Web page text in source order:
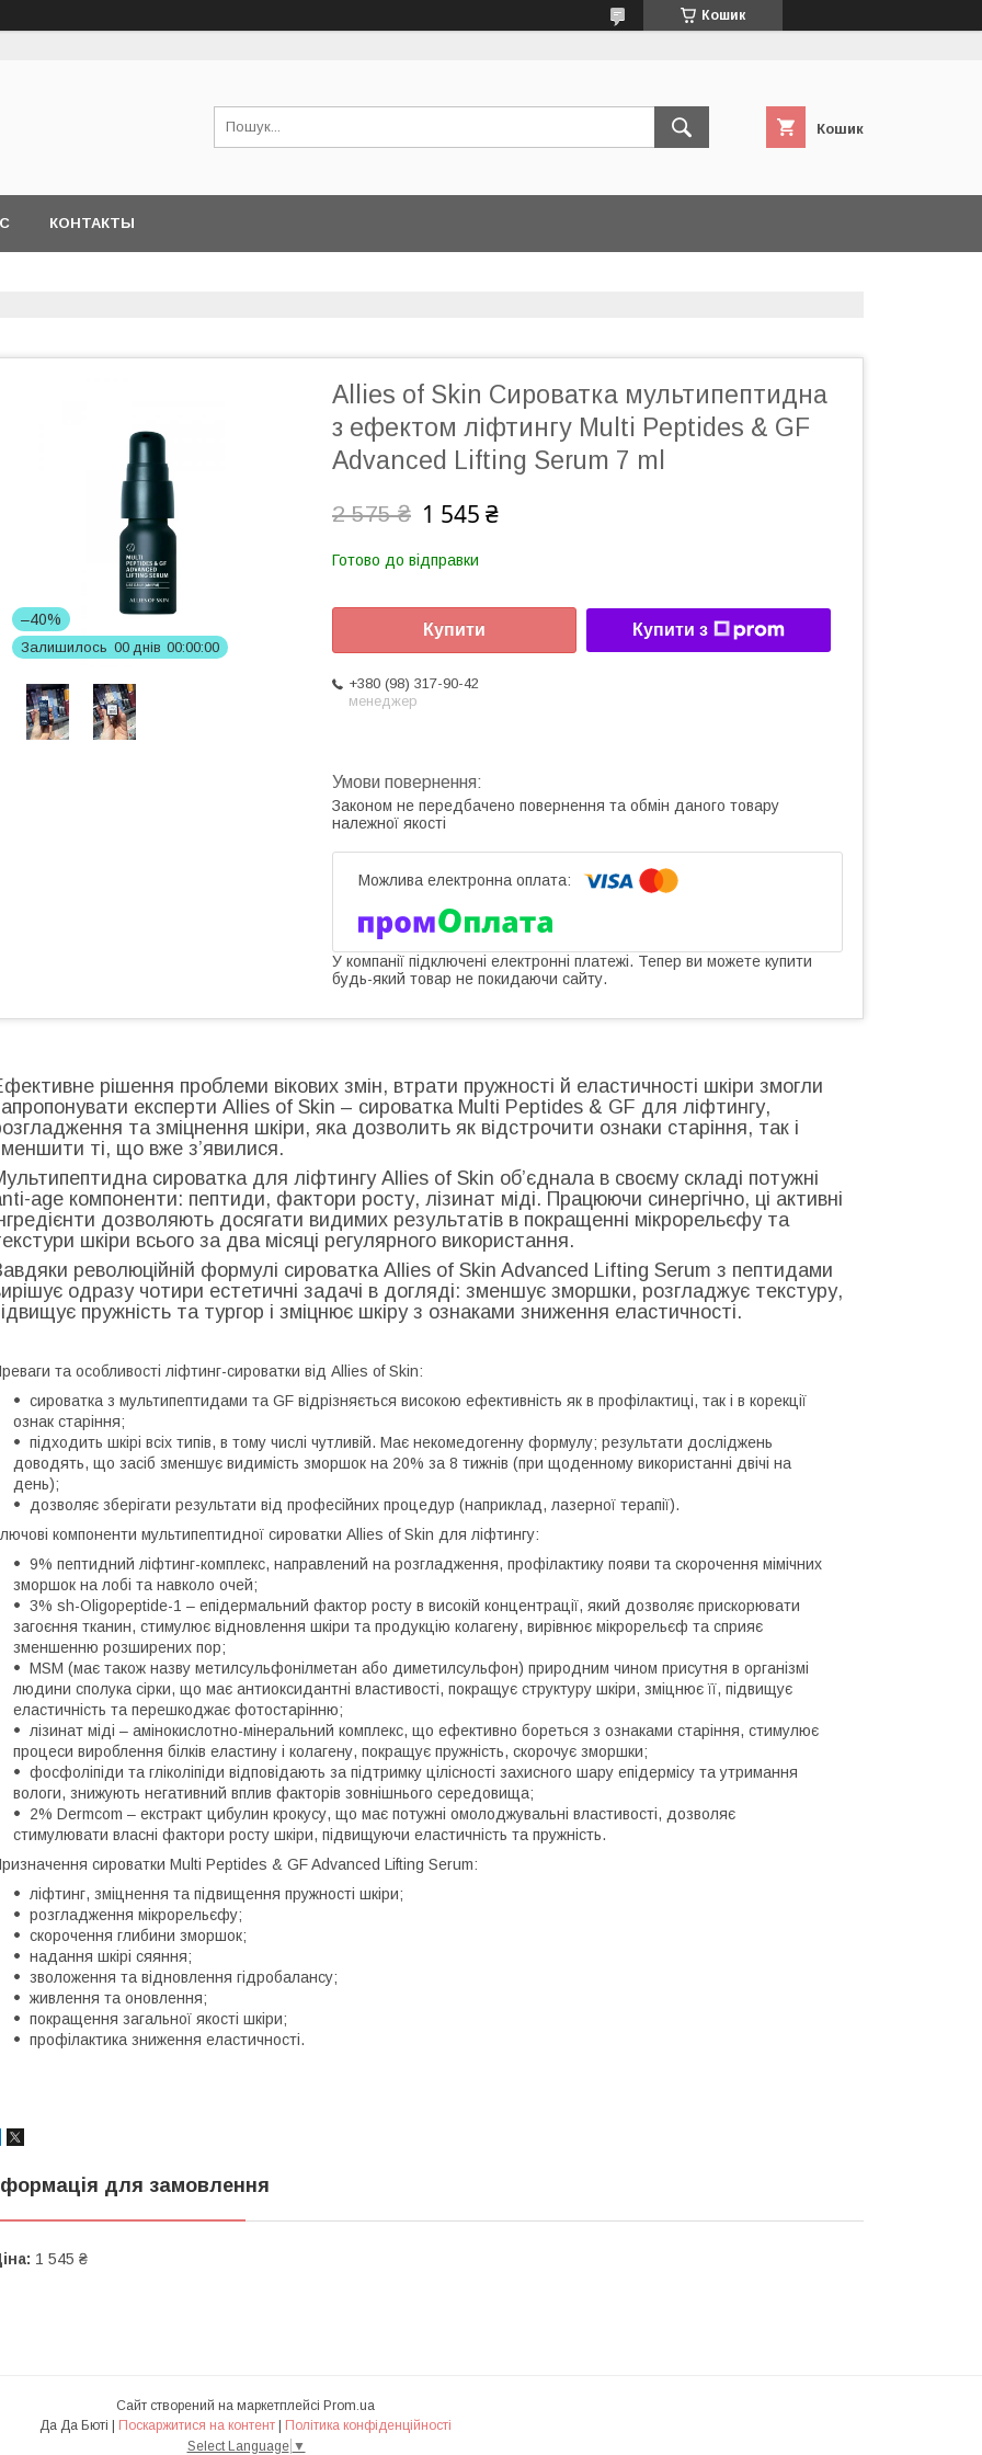
Кошик
Кошик
КОНТАКТЫ
–40%
Залишилось 00 днів 00 00 00
Allies of Skin Сироватка мультипептидна
з ефектом ліфтингу Multi Peptides & GF
Advanced Lifting Serum 7 ml
2 575 ₴ 1 545 ₴
Готово до відправки
Купити Купити з
+380 (98) 317-90-42
менеджер
Законом не передбачено повернення та обмін даного товару
належної якості
У компанії підключені електронні платежі. Тепер ви можете купити
будь-який товар не покидаючи сайту.
рішення проблеми вікових змін, втрати пружності й еластичності шкіри змогли
експерти Allies of Skin – сироватка Multi Peptides & GF для ліфтингу,
та зміцнення шкіри, яка дозволить як відстрочити ознаки старіння, так і
ті, що вже з’явилися.
сироватка для ліфтингу Allies of Skin об’єднала в своєму складі потужні
age компоненти: пептиди, фактори росту, лізинат міді. Працюючи синергічно, ці активні
дозволяють досягати видимих результатів в покращенні мікрорельєфу та
шкіри всього за два місяці регулярного використання.
революційній формулі сироватка Allies of Skin Advanced Lifting Serum з пептидами
одразу чотири естетичні задачі в догляді: зменшує зморшки, розгладжує текстуру,
пружність та тургор і зміцнює шкіру з ознаками зниження еластичності.
та особливості ліфтинг-сироватки від Allies of Skin:
сироватка з мультипептидами та GF відрізняється високою ефективність як в профілактиці, так і в корекції
ознак старіння;
підходить шкірі всіх типів, в тому числі чутливій. Має некомедогенну формулу; результати досліджень
доводять, що засіб зменшує видимість зморшок на 20% за 8 тижнів (при щоденному використанні двічі на
день);
дозволяє зберігати результати від професійних процедур (наприклад, лазерної терапії).
компоненти мультипептидної сироватки Allies of Skin для ліфтингу:
9% пептидний ліфтинг-комплекс, направлений на розгладження, профілактику появи та скорочення мімічних
зморшок на лобі та навколо очей;
3% sh-Oligopeptide-1 – епідермальний фактор росту в високій концентрації, який дозволяє прискорювати
загоєння тканин, стимулює відновлення шкіри та продукцію колагену, вирівнює мікрорельєф та сприяє
зменшенню розширених пор;
MSM (має також назву метилсульфонілметан або диметилсульфон) природним чином присутня в організмі
людини сполука сірки, що має антиоксидантні властивості, покращує структуру шкіри, зміцнює її, підвищує
еластичність та перешкоджає фотостарінню;
лізинат міді – амінокислотно-мінеральний комплекс, що ефективно бореться з ознаками старіння, стимулює
процеси вироблення білків еластину і колагену, покращує пружність, скорочує зморшки;
фосфоліпіди та гліколіпіди відповідають за підтримку цілісності захисного шару епідермісу та утримання
вологи, знижують негативний вплив факторів зовнішнього середовища;
2% Dermcom – екстракт цибулин крокусу, що має потужні омолоджувальні властивості, дозволяє
стимулювати власні фактори росту шкіри, підвищуючи еластичність та пружність.
сироватки Multi Peptides & GF Advanced Lifting Serum:
ліфтинг, зміцнення та підвищення пружності шкіри;
розгладження мікрорельєфу;
скорочення глибини зморшок;
надання шкірі сяяння;
зволоження та відновлення гідробалансу;
живлення та оновлення;
покращення загальної якості шкіри;
профілактика зниження еластичності.
для замовлення
1 545 ₴
Сайт створений на маркетплейсі Prom.ua
Поскаржитися на контент
Політика конфіденційності
Select Language ▼